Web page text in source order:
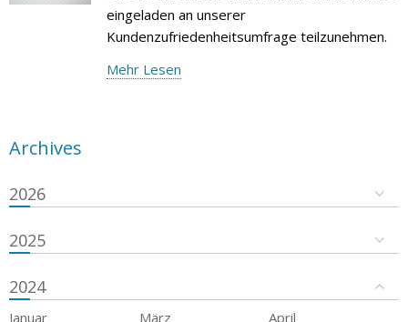
eingeladen an unserer
Kundenzufriedenheitsumfrage teilzunehmen.
Mehr Lesen
Archives
2026
2025
2024
Januar März
April